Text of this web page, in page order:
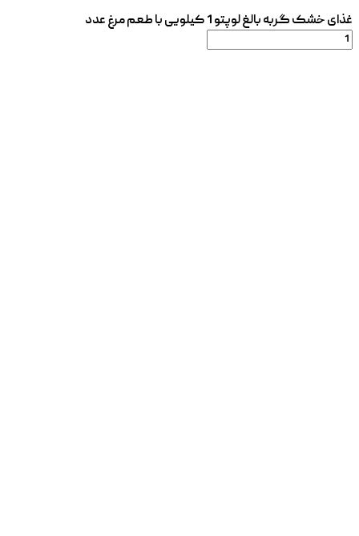
غذای خشک گربه بالغ لوپتو 1 کیلویی با طعم مرغ عدد